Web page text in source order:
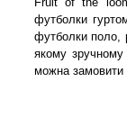
футболки
футболки поло,
якому
можна замовити